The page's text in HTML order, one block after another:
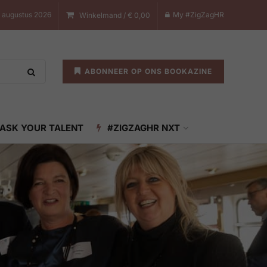
2026 Winkelmand / € 0,00 My #ZigZagHR
ABONNEER OP ONS BOOKAZINE
YOUR TALENT #ZIGZAGHR NXT